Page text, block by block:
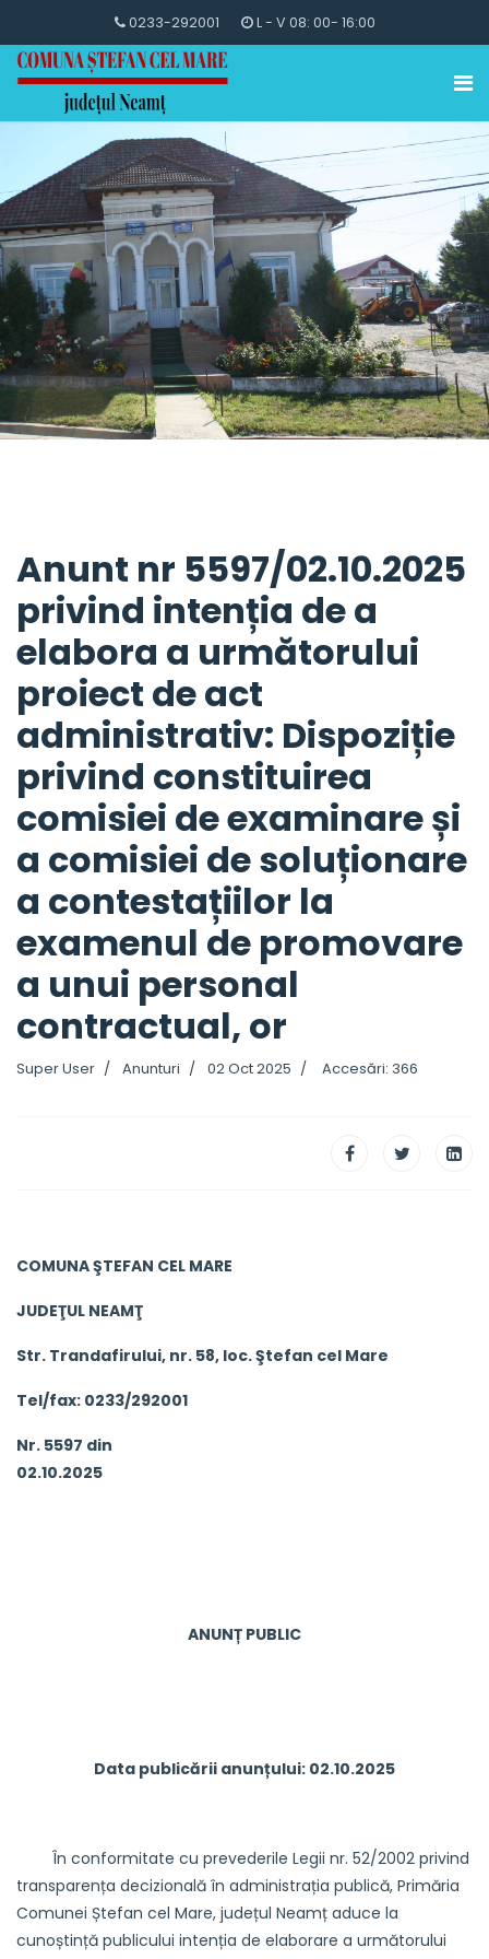
0233-292001 L - V 08: 00- 16:00
Anunt nr 5597/02.10.2025
privind intenția de a
elabora a următorului
proiect de act
administrativ: Dispoziție
privind constituirea
comisiei de examinare și
a comisiei de soluționare
a contestațiilor la
examenul de promovare
a unui personal
contractual, or
Super User Anunturi 02 Oct 2025 Accesări: 366
COMUNA ŞTEFAN CEL MARE
JUDEŢUL NEAMŢ
Str. Trandafirului, nr. 58, loc. Ştefan cel Mare
Tel/fax: 0233/292001
Nr. 5597 din
ANUNȚ PUBLIC
Data publicării anunțului: 02.10.2025
În conformitate cu prevederile Legii nr. 52/2002 privind
transparența decizională în administrația publică, Primăria
Comunei Ștefan cel Mare, județul Neamț aduce la
cunoștință publicului intenția de elaborare a următorului